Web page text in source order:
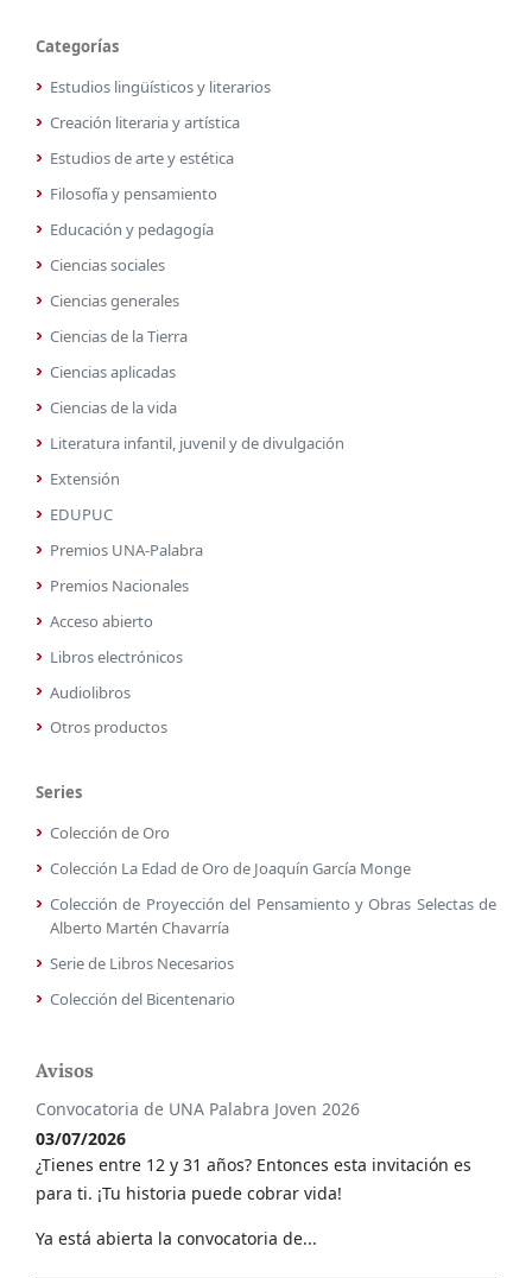
Categorías
Estudios lingüísticos y literarios
Creación literaria y artística
Estudios de arte y estética
Filosofía y pensamiento
Educación y pedagogía
Ciencias sociales
Ciencias generales
Ciencias de la Tierra
Ciencias aplicadas
Ciencias de la vida
Literatura infantil, juvenil y de divulgación
Extensión
EDUPUC
Premios UNA-Palabra
Premios Nacionales
Acceso abierto
Libros electrónicos
Audiolibros
Otros productos
Series
Colección de Oro
Colección La Edad de Oro de Joaquín García Monge
Colección de Proyección del Pensamiento y Obras Selectas de
Alberto Martén Chavarría
Serie de Libros Necesarios
Colección del Bicentenario
Avisos
Convocatoria de UNA Palabra Joven 2026
03/07/2026
¿Tienes entre 12 y 31 años? Entonces esta invitación es
para ti. ¡Tu historia puede cobrar vida!
Ya está abierta la convocatoria de...